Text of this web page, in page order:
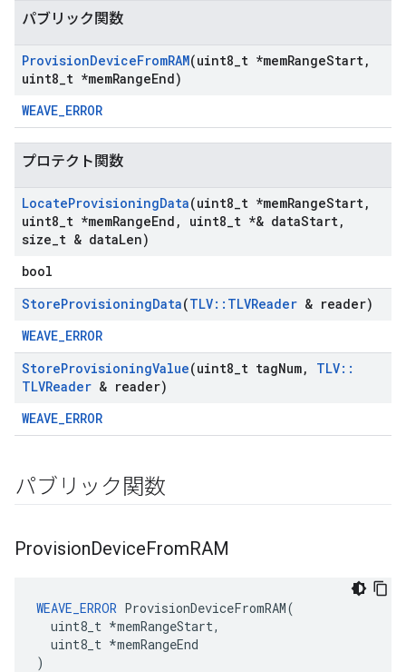
パブリック関数
ProvisionDeviceFromRAM(uint8 t *memRangeStart,
uint8 t *memRangeEnd)
WEAVE_ERROR
プロテクト関数
LocateProvisioningData(uint8 t *memRangeStart,
uint8 t *memRangeEnd , uint8 t *& dataStart,
size t & dataLen)
bool
StoreProvisioningData(TLV:: TLVReader & reader)
WEAVE_ERROR
StoreProvisioningValue(uint8 t tagNum, TLV::
TLVReader & reader)
WEAVE_ERROR
パブリック関数
ProvisionDeviceFromRAM
WEAVE_ERROR ProvisionDeviceFromRAM(
  uint8_t *memRangeStart,
  uint8_t *memRangeEnd
)